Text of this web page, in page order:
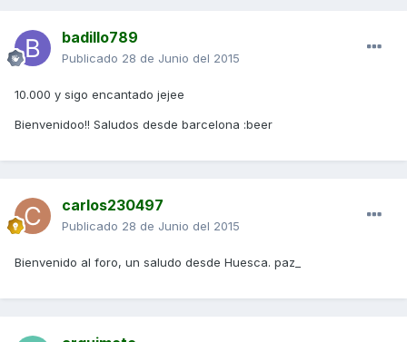
badillo789
Publicado 28 de Junio del 2015
10.000 y sigo encantado jejee
Bienvenidoo!! Saludos desde barcelona :beer
carlos230497
Publicado 28 de Junio del 2015
Bienvenido al foro, un saludo desde Huesca. paz_